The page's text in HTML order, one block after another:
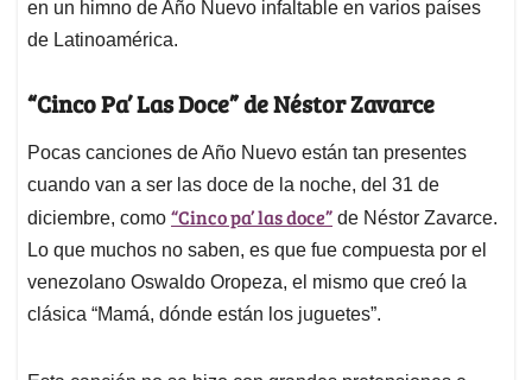
en un himno de Año Nuevo infaltable en varios países
de Latinoamérica.
“Cinco Pa’ Las Doce” de Néstor Zavarce
Pocas canciones de Año Nuevo están tan presentes
cuando van a ser las doce de la noche, del 31 de
diciembre, como “Cinco pa’ las doce” de Néstor Zavarce.
Lo que muchos no saben, es que fue compuesta por el
venezolano Oswaldo Oropeza, el mismo que creó la
clásica “Mamá, dónde están los juguetes”.